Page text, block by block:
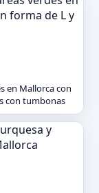
en Mallorca con
con tumbonas